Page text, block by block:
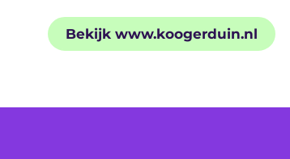
Bekijk www.koogerduin.nl